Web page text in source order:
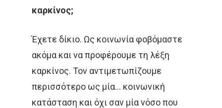
καρκίνος;
Έχετε δίκιο. Ως κοινωνία φοβόμαστε
ακόμα και να προφέρουμε τη λέξη
καρκίνος. Τον αντιμετωπίζουμε
περισσότερο ως μία… κοινωνική
κατάσταση και όχι σαν μία νόσο που